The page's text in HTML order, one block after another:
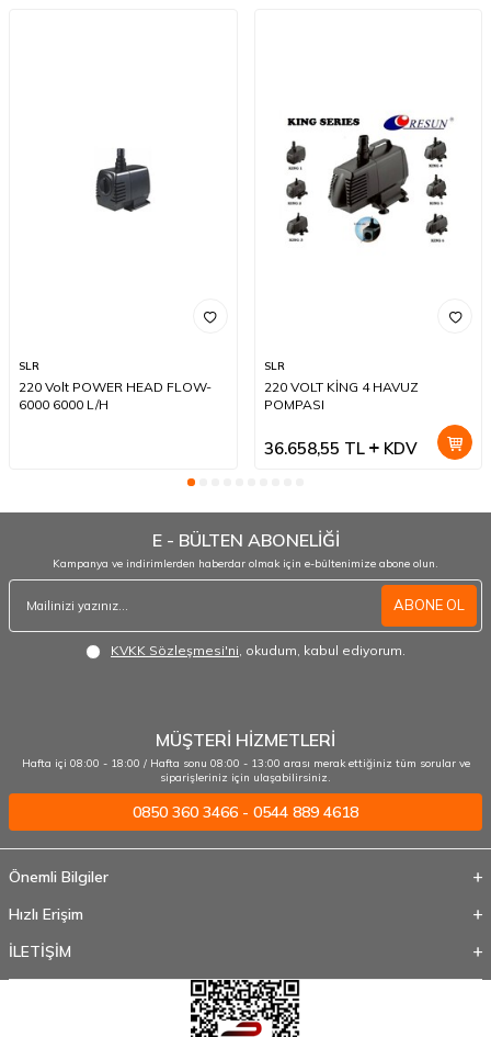
SLR
220 Volt POWER HEAD FLOW-
6000 6000 L/H
SLR
220 VOLT KİNG 4 HAVUZ
POMPASI
36.658,55 TL KDV
E - BÜLTEN ABONELİĞİ
Kampanya ve indirimlerden haberdar olmak için e-bültenimize abone olun.
ABONE OL
KVKK Sözleşmesi'ni , okudum, kabul ediyorum.
MÜŞTERİ HİZMETLERİ
Hafta içi 08:00 - 18:00 / Hafta sonu 08:00 - 13:00 arası merak ettiğiniz tüm sorular ve
siparişleriniz için ulaşabilirsiniz.
0850 360 3466 - 0544 889 4618
Önemli Bilgiler
Hızlı Erişim
İLETİŞİM